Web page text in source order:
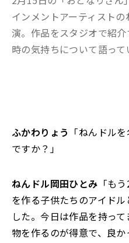
インメントアーティスト
演。作品をスタジオで紹
時の気持ちについて語って
ふかわりょう 「ねんドル
ですか？」
ねんドル岡田ひとみ 「も
を作る子供たちのアイド
した。今日は作品を持っ
物を作るのが得意で、良か